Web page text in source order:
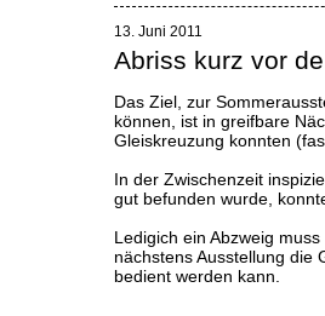
13. Juni 2011
Abriss kurz vor
Das Ziel, zur
können, ist in greifbare
Gleiskreuzung konnten
In der Zwischenzeit
gut befunden wurde,
Ledigich ein Abzweig
nächstens Ausstellung die
bedient werden kann.